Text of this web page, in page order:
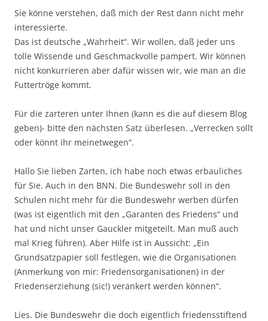
Sie könne verstehen, daß mich der Rest dann nicht mehr
interessierte.
Das ist deutsche „Wahrheit“. Wir wollen, daß jeder uns
tolle Wissende und Geschmackvolle pampert. Wir können
nicht konkurrieren aber dafür wissen wir, wie man an die
Futtertröge kommt.
Für die zarteren unter Ihnen (kann es die auf diesem Blog
geben)- bitte den nächsten Satz überlesen. „Verrecken sollt
oder könnt ihr meinetwegen“.
Hallo Sie lieben Zarten, ich habe noch etwas erbauliches
für Sie. Auch in den BNN. Die Bundeswehr soll in den
Schulen nicht mehr für die Bundeswehr werben dürfen
(was ist eigentlich mit den „Garanten des Friedens“ und
hat und nicht unser Gauckler mitgeteilt. Man muß auch
mal Krieg führen). Aber Hilfe ist in Aussicht: „Ein
Grundsatzpapier soll festlegen, wie die Organisationen
(Anmerkung von mir: Friedensorganisationen) in der
Friedenserziehung (sic!) verankert werden können“.
Lies. Die Bundeswehr die doch eigentlich friedensstiftend